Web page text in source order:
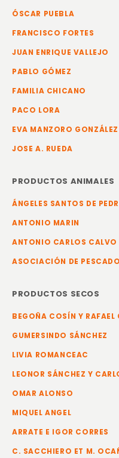
ÓSCAR PUEBLA
FRANCISCO FORTES
JUAN ENRIQUE VALLEJO
PABLO GÓMEZ
FAMILIA CHICANO
PACO LORA
EVA MANZORO GONZÁLEZ
JOSE A. RUEDA
PRODUCTOS ANIMALES
ÁNGELES SANTOS DE
ANTONIO MARIN
ANTONIO CARLOS CALVO
ASOCIACIÓN DE
PRODUCTOS SECOS
BEGOÑA COSÍN Y RAFAEL
GUMERSINDO SÁNCHEZ
LIVIA ROMANCEAC
LEONOR SÁNCHEZ Y
OMAR ALONSO
MIQUEL ANGEL
ARRATE E IGOR CORRES
C. SACCHIERO ET M.